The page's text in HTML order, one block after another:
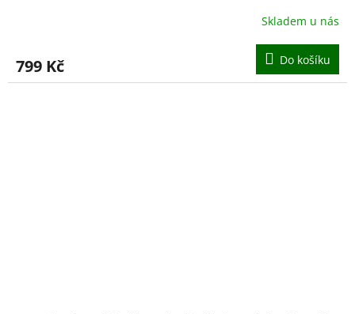
Skladem u nás
799 Kč Do košíku